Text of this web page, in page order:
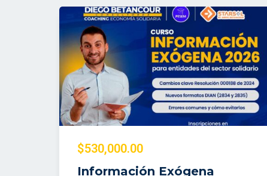
$530,000.00
Información Exógena